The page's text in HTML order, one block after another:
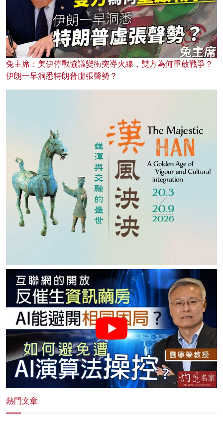
兔主席：美伊停戰協議變衝突導火線，雙方為何重啟戰爭？
伊朗一早洞悉特朗普虛張聲勢？
熱門文章